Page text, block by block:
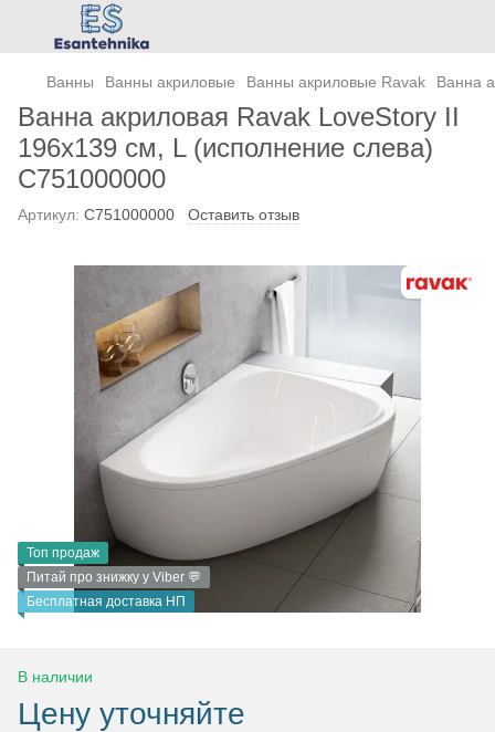
Ванны Ванны акриловые Ванны акриловые Ravak Ванна
Ванна акриловая Ravak LoveStory II
196х139 см, L (исполнение слева)
C751000000
Артикул: C751000000 Оставить отзыв
Топ продаж
Питай про знижку у Viber 💬
Бесплатная доставка НП
В наличии
Цену уточняйте